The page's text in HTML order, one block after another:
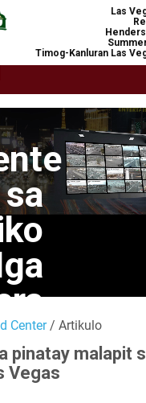
Las
Timog-Kanluran Las
sa
Center/ Artikulo
pinatay malapit
Vegas